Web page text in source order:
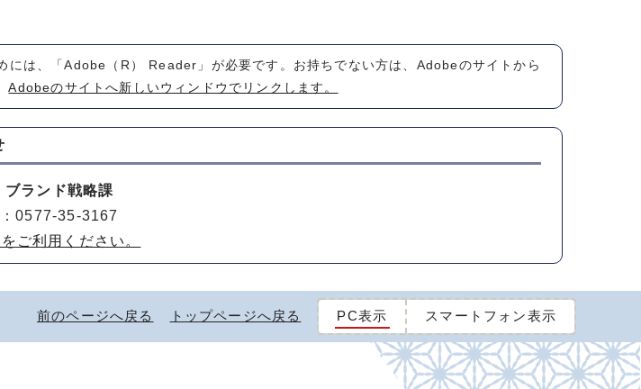
には、「Adobe（R） Reader」が必要です。お持ちでない方は、Adobeのサイトから
Adobeのサイトへ新しいウィンドウでリンクします。
ランド戦略課
0577-35-3167
ご利用ください。
前のページへ戻る トップページへ戻る PC表示 スマートフォン表示